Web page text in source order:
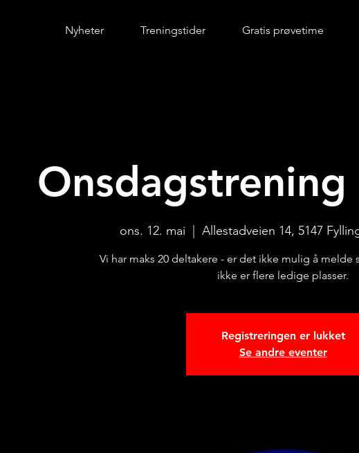
ons. 12. mai Allestadveien 14, 5147
Vi har maks 20 deltakere - er det ikke mulig å
Registreringen er lukket
Se andre eventer
Nyheter Treningstider Gratis prøvetime